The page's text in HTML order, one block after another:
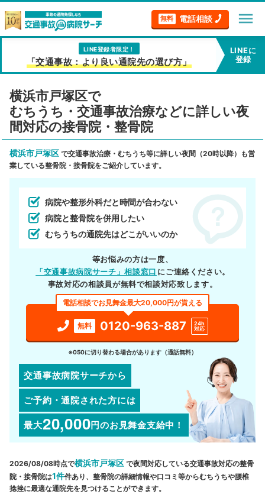
無料 電話相談 menu
LINE登録者限定！
「交通事故：より良い通院先の選び方」
LINEに
登録
横浜市戸塚区で
むちうち・交通事故治療などに詳しい夜
間対応の接骨院・整骨院
横浜市戸塚区 で交通事故治療・むちうち等に詳しい夜間（20時以降）も営
業している整骨院・接骨院をご紹介しています。
病院や整形外科だと時間が合わない
病院と整骨院を併用したい
むちうちの通院先はどこがいいのか
等お悩みの方は一度、
「交通事故病院サーチ」相談窓口 にご連絡ください。
事故対応の相談員が無料で相談対応致します。
電話相談でお見舞金最大20,000円が貰える
無料 0120-963-887
24h
対応
※050に切り替わる場合があります（通話無料）
交通事故病院サーチから
ご予約・通院された方には
最大20,000円のお見舞金支給中！
2026/08/08時点で横浜市戸塚区 で夜間対応している交通事故対応の整骨
院・接骨院は1件件あり、整骨院の詳細情報や口コミ等からむちうちや腰椎
捻挫に最適な通院先を見つけることができます。